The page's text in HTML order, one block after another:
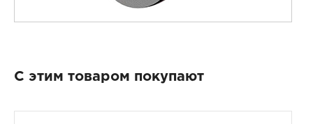
С этим товаром покупают